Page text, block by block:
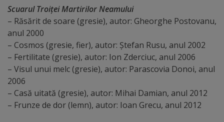
foto
Administrație
Primărie
Primar
Viceprimari
Scuarul Troiței Martirilor Neamului
– Răsărit de soare (gresie), autor: Gheorghe Postovanu,
anul 2000
– Cosmos (gresie, fier), autor: Ștefan Rusu, anul 2002
– Fertilitate (gresie), autor: Ion Zderciuc, anul 2006
– Visul unui melc (gresie), autor: Parascovia Donoi, anul
2006
– Casă uitată (gresie), autor: Mihai Damian, anul 2012
– Frunze de dor (lemn), autor: Ioan Grecu, anul 2012